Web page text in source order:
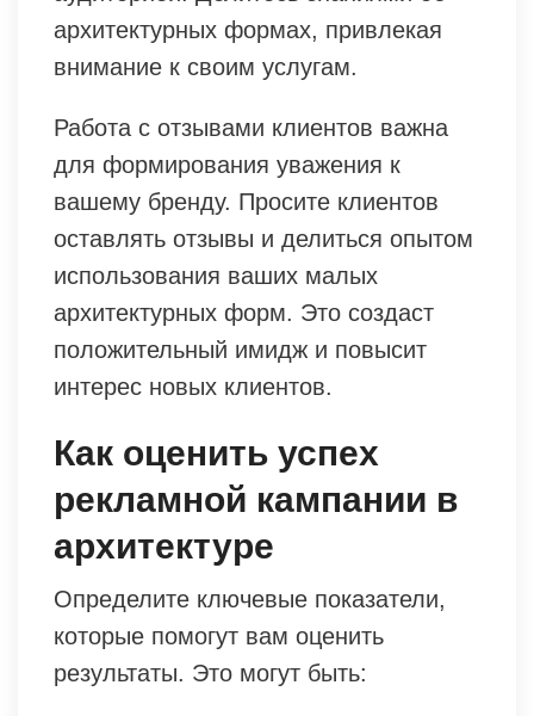
архитектурных формах, привлекая
внимание к своим услугам.
Работа с отзывами клиентов важна
для формирования уважения к
вашему бренду. Просите клиентов
оставлять отзывы и делиться опытом
использования ваших малых
архитектурных форм. Это создаст
положительный имидж и повысит
интерес новых клиентов.
Как оценить успех
рекламной кампании в
архитектуре
Определите ключевые показатели,
которые помогут вам оценить
результаты. Это могут быть: